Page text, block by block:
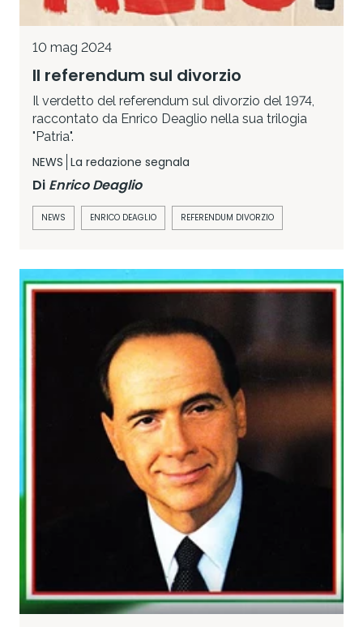
10 mag 2024
Il referendum sul divorzio
Il verdetto del referendum sul divorzio del 1974,
raccontato da Enrico Deaglio nella sua trilogia
"Patria".
NEWS La redazione segnala
Di Enrico Deaglio
NEWS ENRICO DEAGLIO REFERENDUM DIVORZIO